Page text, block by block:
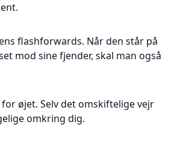
flashforwards. Når den står på
mod sine fjender, skal man også
øjet. Selv det omskiftelige vejr
omkring dig.